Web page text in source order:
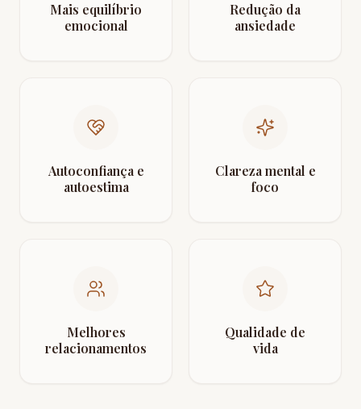
Mais equilíbrio
emocional
Redução da
ansiedade
Autoconfiança e
autoestima
Clareza mental e
foco
Melhores
relacionamentos
Qualidade de
vida